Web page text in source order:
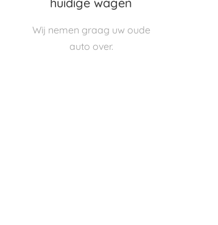
Wij nemen graag uw oude
auto over.